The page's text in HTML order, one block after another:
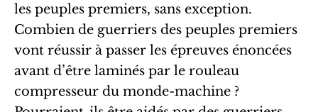
les peuples premiers, sans exception.
Combien de guerriers des peuples premiers
vont réussir à passer les épreuves énoncées
avant d’être laminés par le rouleau
compresseur du monde-machine ?